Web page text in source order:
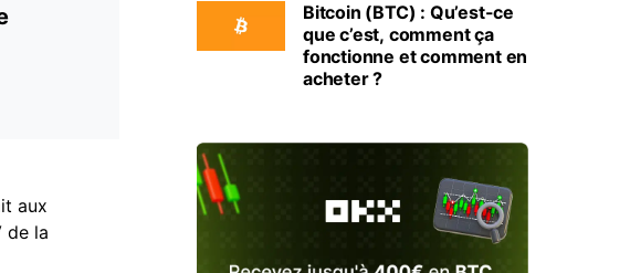
aux
de la
Bitcoin (BTC) : Qu’est-ce
que c’est, comment ça
fonctionne et comment en
acheter ?